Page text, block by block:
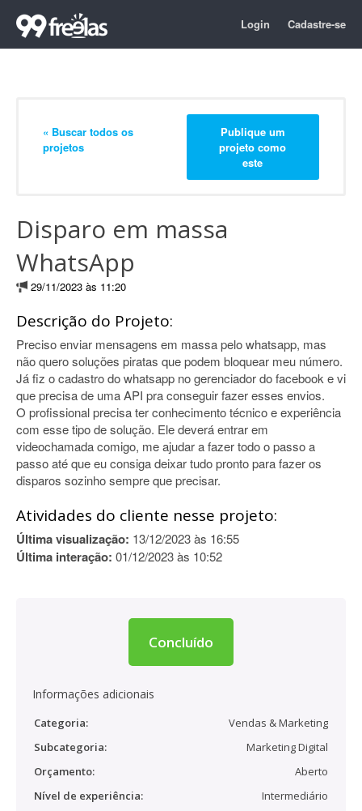
Login Cadastre-se
« Buscar todos os
projetos
Publique um
projeto como
este
Disparo em massa
WhatsApp
29/11/2023 às 11:20
Descrição do Projeto:
Preciso enviar mensagens em massa pelo whatsapp, mas
não quero soluções piratas que podem bloquear meu número.
Já fiz o cadastro do whatsapp no gerenciador do facebook e vi
que precisa de uma API pra conseguir fazer esses envios.
O profissional precisa ter conhecimento técnico e experiência
com esse tipo de solução. Ele deverá entrar em
videochamada comigo, me ajudar a fazer todo o passo a
passo até que eu consiga deixar tudo pronto para fazer os
disparos sozinho sempre que precisar.
Atividades do cliente nesse projeto:
Última visualização: 13/12/2023 às 16:55
Última interação: 01/12/2023 às 10:52
Concluído
Informações adicionais
Categoria:
Vendas & Marketing
Subcategoria:
Marketing Digital
Orçamento:
Aberto
Nível de experiência:
Intermediário